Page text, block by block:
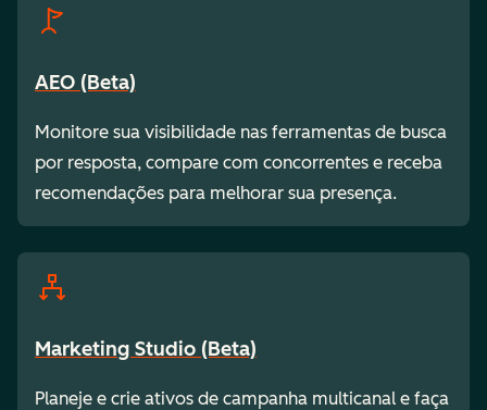
AEO (Beta)
Monitore sua visibilidade nas ferramentas de busca
por resposta, compare com concorrentes e receba
recomendações para melhorar sua presença.
Marketing Studio (Beta)
Planeje e crie ativos de campanha multicanal e faça